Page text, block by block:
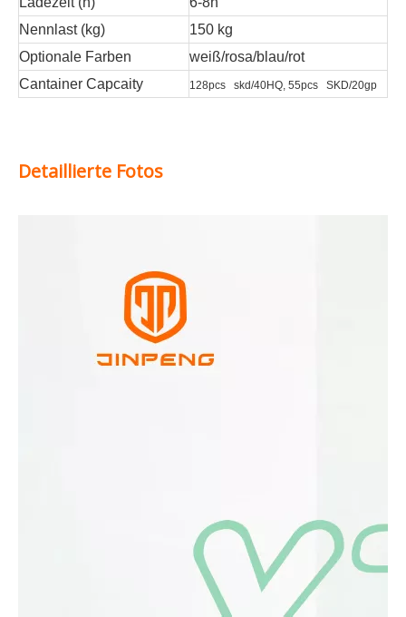
Nennlast (kg)
150 kg
Optionale Farben
weiß/rosa/blau/rot
Cantainer Capcaity
128pcs skd/40HQ, 55pcs SKD/20gp
Detaillierte Fotos